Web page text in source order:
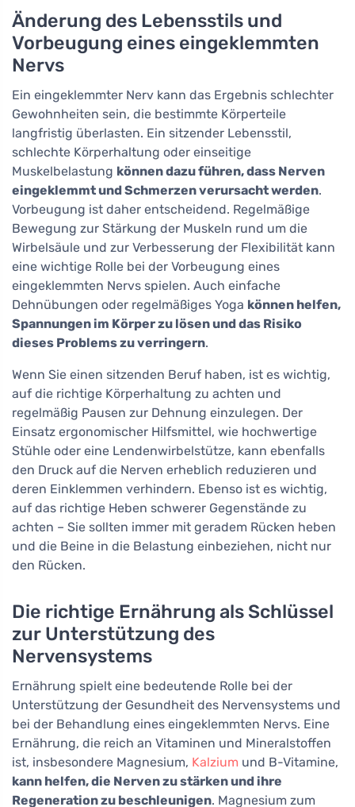
Änderung des Lebensstils und
Vorbeugung eines eingeklemmten
Nervs
Ein eingeklemmter Nerv kann das Ergebnis schlechter
Gewohnheiten sein, die bestimmte Körperteile
langfristig überlasten. Ein sitzender Lebensstil,
schlechte Körperhaltung oder einseitige
Muskelbelastung können dazu führen, dass Nerven
eingeklemmt und Schmerzen verursacht werden.
Vorbeugung ist daher entscheidend. Regelmäßige
Bewegung zur Stärkung der Muskeln rund um die
Wirbelsäule und zur Verbesserung der Flexibilität kann
eine wichtige Rolle bei der Vorbeugung eines
eingeklemmten Nervs spielen. Auch einfache
Dehnübungen oder regelmäßiges Yoga können helfen,
Spannungen im Körper zu lösen und das Risiko
dieses Problems zu verringern.
Wenn Sie einen sitzenden Beruf haben, ist es wichtig,
auf die richtige Körperhaltung zu achten und
regelmäßig Pausen zur Dehnung einzulegen. Der
Einsatz ergonomischer Hilfsmittel, wie hochwertige
Stühle oder eine Lendenwirbelstütze, kann ebenfalls
den Druck auf die Nerven erheblich reduzieren und
deren Einklemmen verhindern. Ebenso ist es wichtig,
auf das richtige Heben schwerer Gegenstände zu
achten – Sie sollten immer mit geradem Rücken heben
und die Beine in die Belastung einbeziehen, nicht nur
den Rücken.
Die richtige Ernährung als Schlüssel
zur Unterstützung des
Nervensystems
Ernährung spielt eine bedeutende Rolle bei der
Unterstützung der Gesundheit des Nervensystems und
bei der Behandlung eines eingeklemmten Nervs. Eine
Ernährung, die reich an Vitaminen und Mineralstoffen
ist, insbesondere Magnesium, Kalzium und B-Vitamine,
kann helfen, die Nerven zu stärken und ihre
Regeneration zu beschleunigen. Magnesium zum